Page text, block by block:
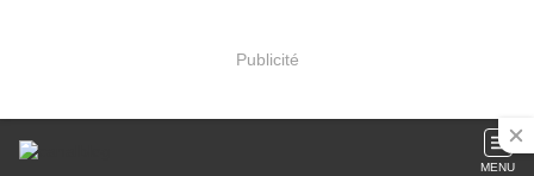
Publicité
MENU